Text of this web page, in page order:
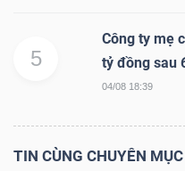
5
Công ty mẹ
tỷ đồng sau
04/08 18:39
TIN CÙNG CHUYÊN MỤC
tích
Thuật